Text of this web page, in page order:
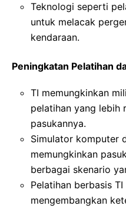
Teknologi seperti
untuk melacak
kendaraan.
Peningkatan Pelatihan
TI memungkinkan
pelatihan yang lebih
pasukannya.
Simulator komputer
memungkinkan
berbagai skenario
Pelatihan berbasis
mengembangkan